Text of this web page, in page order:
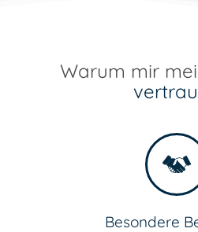
Warum mir
Besondere